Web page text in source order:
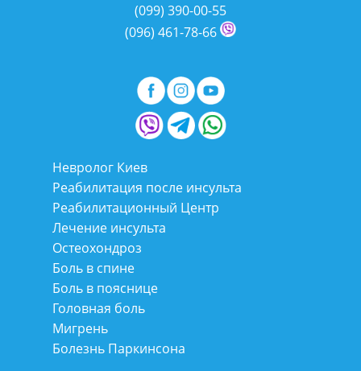
(099) 390-00-55
(096) 461-78-66
Невролог Киев
Реабилитация после инсульта
Реабилитационный Центр
Лечение инсульта
Остеохондроз
Боль в спине
Боль в пояснице
Головная боль
Мигрень
Болезнь Паркинсона